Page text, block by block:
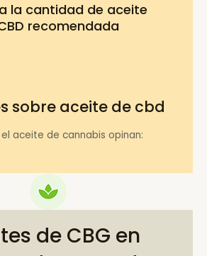
la cantidad de aceite
recomendada
sobre aceite de cbd
aceite de cannabis opinan:
de CBG en